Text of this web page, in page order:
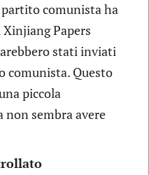
comunista ha
Papers
stati inviati
comunista. Questo
piccola
non sembra avere